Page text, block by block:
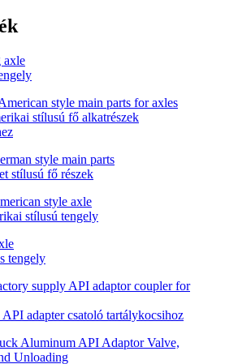
stílusú fő alkatrészek
stílusú fő részek
stílusú tengely
tengely
adapter csatoló tartálykocsihoz